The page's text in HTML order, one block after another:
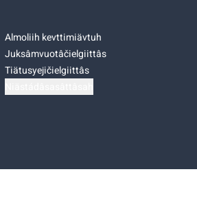
Almoliih kevttimiävtuh
Juksâmvuotâčielgiittâs
Tiätusyejičielgiittâs